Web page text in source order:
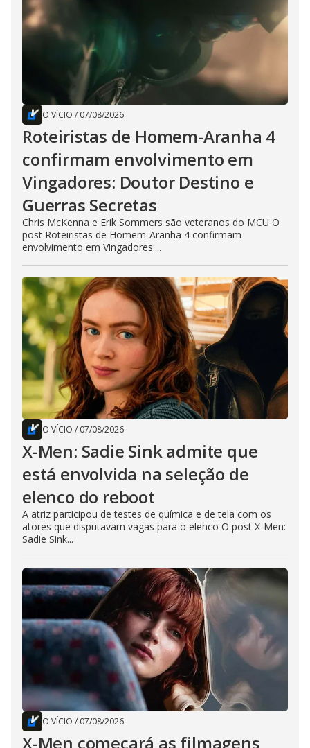
O VÍCIO / 07/08/2026
Roteiristas de Homem-Aranha 4
confirmam envolvimento em
Vingadores: Doutor Destino e
Guerras Secretas
Chris McKenna e Erik Sommers são veteranos do MCU O
post Roteiristas de Homem-Aranha 4 confirmam
envolvimento em Vingadores:...
O VÍCIO / 07/08/2026
X-Men: Sadie Sink admite que
está envolvida na seleção de
elenco do reboot
A atriz participou de testes de química e de tela com os
atores que disputavam vagas para o elenco O post X-Men:
Sadie Sink...
O VÍCIO / 07/08/2026
X-Men começará as filmagens